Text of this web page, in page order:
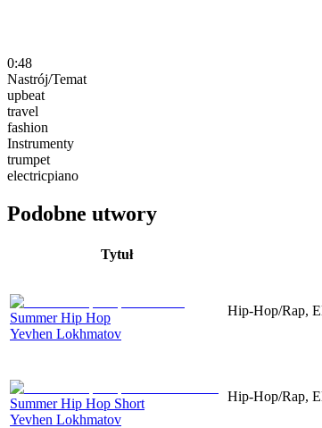
0:48
Nastrój/Temat
upbeat
travel
fashion
Instrumenty
trumpet
electricpiano
Podobne utwory
Tytuł
Summer Hip Hop
Yevhen Lokhmatov
Hip-Hop/Rap,
Summer Hip Hop Short
Yevhen Lokhmatov
Hip-Hop/Rap,